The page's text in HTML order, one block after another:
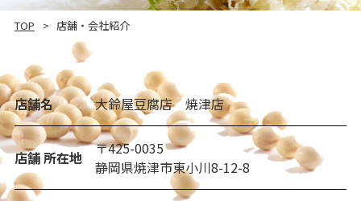
TOP 店舗・会社紹介
店舗名 大鈴屋豆腐店 焼津店
店舗 所在地
〒425-0035
静岡県焼津市東小川8-12-8